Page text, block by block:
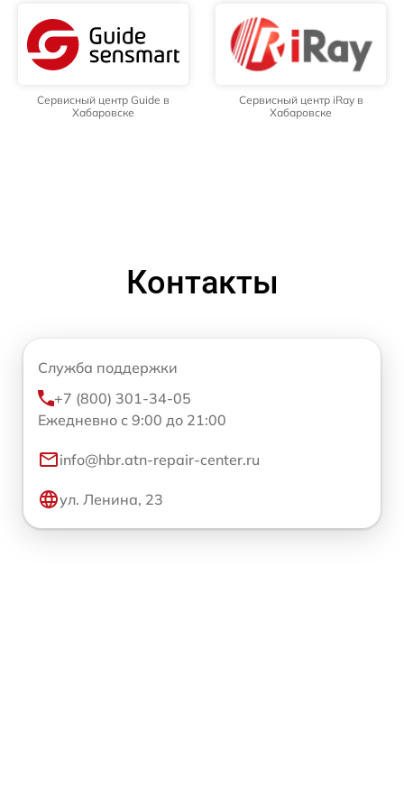
Сервисный центр Guide в
Хабаровске
Сервисный центр iRay в
Хабаровске
Контакты
Служба поддержки
+7 (800) 301-34-05
Ежедневно с 9:00 до 21:00
info@hbr.atn-repair-center.ru
ул. Ленина, 23